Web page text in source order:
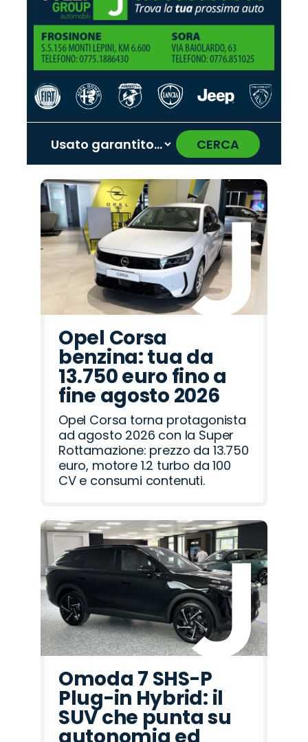
CERCA
Promo
Citroën
Promo
Mazda
Promo
Cupra
Promo
Jeep
Promo
Land
Rover
Promo
Lancia
Promo
Alfa
Romeo
Promo
Fiat
Promo
Jaecoo
Promo
Peugeot
Promo
Hyundai
Promo
Omoda
Promo
Opel
Promo
Seat
Promo
Abarth
‹ ›
Opel Corsa
benzina: tua da
13.750 euro fino a
fine agosto 2026
Opel Corsa torna protagonista
ad agosto 2026 con la Super
Rottamazione: prezzo da 13.750
euro, motore 1.2 turbo da 100
CV e consumi contenuti.
Omoda 7 SHS-P
Plug-in Hybrid: il
SUV che punta su